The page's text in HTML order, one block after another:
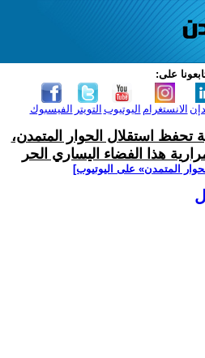
على:
الفيسبوك التويتر اليوتيوب الانستغرام
تحفظ استقلال الحوار المتمدن،
هذا الفضاء اليساري الحر
المتمدن» على اليوتيوب]